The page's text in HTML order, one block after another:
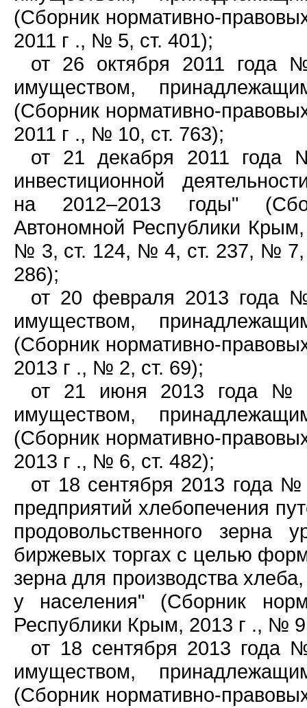
(Сборник нормативно-
2011 г ., № 5, ст. ­­401);
от 26 октября 2011 года
имуществом,
(Сборник нормативно-
2011 г ., № 10, ст. 763);
от 21 декабря 2011 года
инвестиционной
на 2012–2013 годы"
Автономной Республики
№ 3, ст. 124, № 4, ст. 237, № 7,
286);
от 20 февраля 2013 года
имуществом,
(Сборник нормативно-
2013 г ., № 2, ст. 69);
от 21 июня 2013 года №
имуществом,
(Сборник нормативно-
2013 г ., № 6, ст. 482);
от 18 сентября 2013 года
предприятий хлебопечения
продовольственного зерна
биржевых торгах с целью
зерна для производства
у населения" (Сборник
Республики Крым, 2013 г ., №
от 18 сентября 2013 года
имуществом,
(Сборник нормативно-